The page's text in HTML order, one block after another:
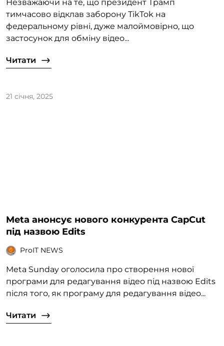
Незважаючи на те, що президент Трамп
тимчасово відклав заборону TikTok на
федеральному рівні, дуже малоймовірно, що
застосунок для обміну відео...
Читати
21 січня, 2025
Meta анонсує нового конкурента CapCut
під назвою Edits
ProIT NEWS
Meta Sunday оголосила про створення нової
програми для редагування відео під назвою Edits
після того, як програму для редагування відео...
Читати